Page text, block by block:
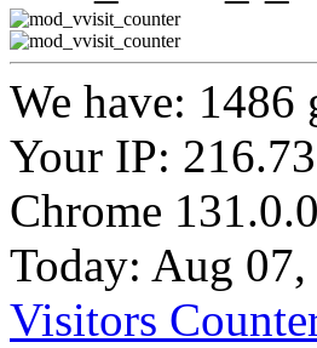
We have: 1486
Your IP:
Chrome
Today: Aug 07,
Visitors